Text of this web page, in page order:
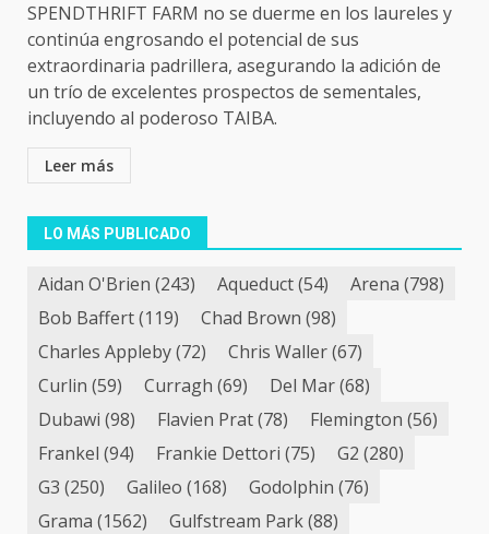
SPENDTHRIFT FARM no se duerme en los laureles y
continúa engrosando el potencial de sus
extraordinaria padrillera, asegurando la adición de
un trío de excelentes prospectos de sementales,
incluyendo al poderoso TAIBA.
Leer más
LO MÁS PUBLICADO
Aidan O'Brien (243) Aqueduct(54) Arena (798)
Bob Baffert(119) Chad Brown (98)
Charles Appleby(72) Chris Waller(67)
Curlin (59) Curragh (69) Del Mar(68)
Dubawi (98) Flavien Prat(78) Flemington (56)
Frankel (94) Frankie Dettori (75) G2 (280)
G3 (250) Galileo (168) Godolphin (76)
Grama (1562) Gulfstream Park(88)